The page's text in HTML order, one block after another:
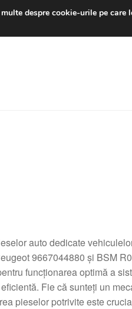
luni-vineri 9 a.m. - 4
auto dedicate
9667044880 și BSM
funcționarea optimă a
Fie că sunteți un
pieselor potrivite este
despre cookie-urile pe